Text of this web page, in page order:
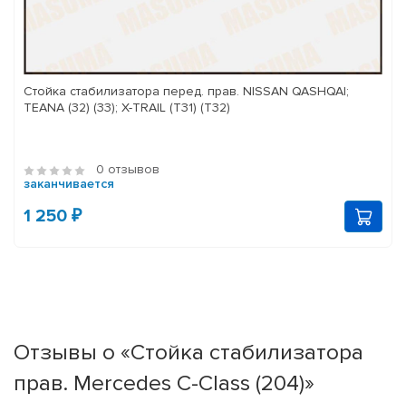
Стойка стабилизатора перед. прав. NISSAN QASHQAI;
TEANA (32) (33); X-TRAIL (T31) (T32)
0 отзывов
заканчивается
1 250 ₽
Отзывы о «Стойка стабилизатора
прав. Mercedes C-Class (204)»